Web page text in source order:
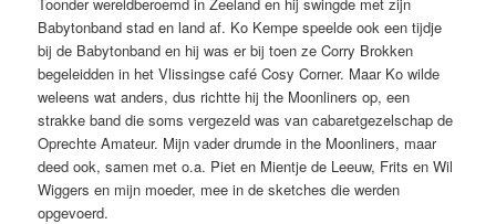
Babytonband stad en land af. Ko Kempe speelde ook een tijdje
bij de Babytonband en hij was er bij toen ze Corry Brokken
begeleidden in het Vlissingse café Cosy Corner. Maar Ko wilde
weleens wat anders, dus richtte hij the Moonliners op, een
strakke band die soms vergezeld was van cabaretgezelschap de
Oprechte Amateur. Mijn vader drumde in the Moonliners, maar
deed ook, samen met o.a. Piet en Mientje de Leeuw, Frits en Wil
Wiggers en mijn moeder, mee in de sketches die werden
opgevoerd.